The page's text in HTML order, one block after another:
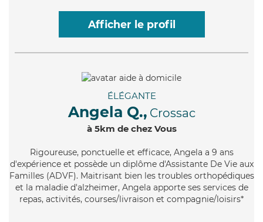
Afficher le profil
ÉLÉGANTE
Angela Q., Crossac
à 5km de chez Vous
Rigoureuse, ponctuelle et efficace, Angela a 9 ans
d'expérience et possède un diplôme d'Assistante De Vie aux
Familles (ADVF). Maitrisant bien les troubles orthopédiques
et la maladie d'alzheimer, Angela apporte ses services de
repas, activités, courses/livraison et compagnie/loisirs*